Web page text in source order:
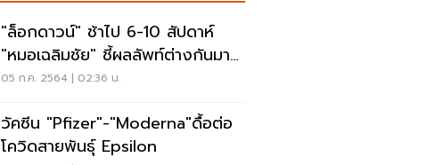
"ล็อกดาวน์" ช้าไป 6-10 สัปดาห์
"หมอเฉลิมชัย" ชี้ผลลัพท์ต่างกันมาก
ถึง 1 เท่า
05 ก.ค. 2564 | 02:36 น.
วัคซีน "Pfizer"-"Moderna"ดื้อต่อ
โควิดสายพันธุ์ Epsilon